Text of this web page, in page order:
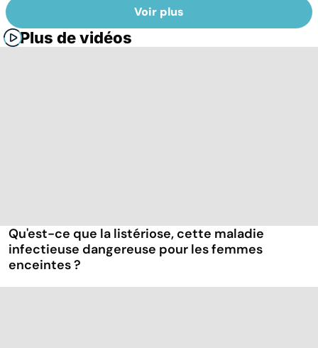
Voir plus
Plus de vidéos
Qu'est-ce que la listériose, cette maladie
infectieuse dangereuse pour les femmes
enceintes ?